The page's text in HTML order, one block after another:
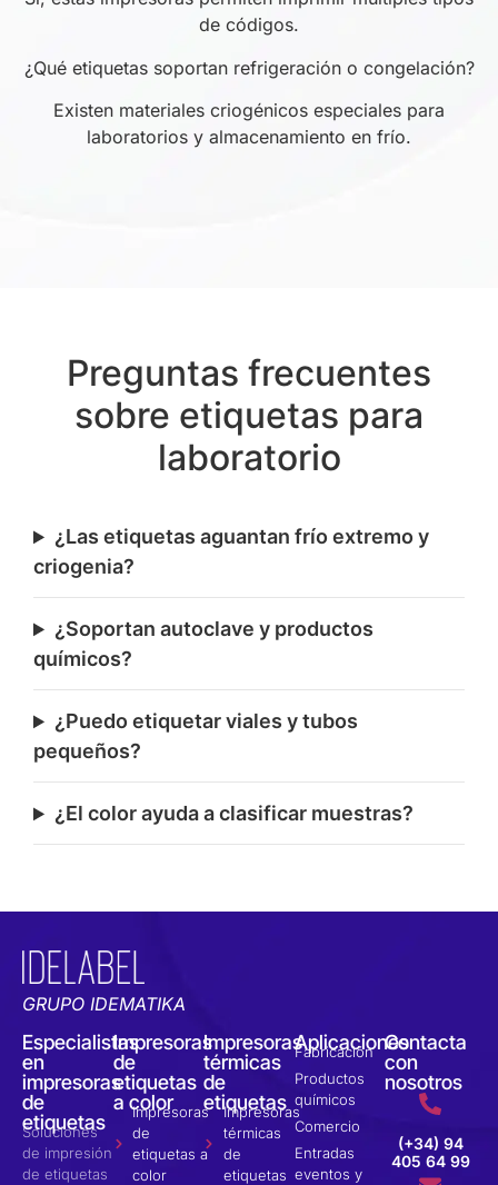
de códigos.
¿Qué etiquetas soportan refrigeración o congelación?
Existen materiales criogénicos especiales para
laboratorios y almacenamiento en frío.
Preguntas frecuentes
sobre etiquetas para
laboratorio
¿Las etiquetas aguantan frío extremo y
criogenia?
¿Soportan autoclave y productos
químicos?
¿Puedo etiquetar viales y tubos
pequeños?
¿El color ayuda a clasificar muestras?
GRUPO IDEMATIKA
Especialistas
en
impresoras
de
etiquetas
Soluciones
de impresión
de etiquetas
Impresoras
de
etiquetas
a color
Impresoras
de
etiquetas a
color
Impresoras
térmicas
de
etiquetas
Impresoras
térmicas
de
etiquetas
Aplicaciones
Fabricación
Productos
químicos
Comercio
Entradas
eventos y
Contacta
con
nosotros
(+34) 94
405 64 99